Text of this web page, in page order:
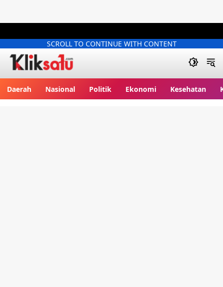
SCROLL TO CONTINUE WITH CONTENT
Daerah Nasional Politik Ekonomi Kesehatan